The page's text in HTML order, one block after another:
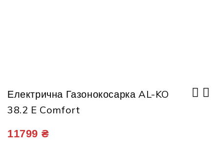
Електрична Газонокосарка AL-KO
38.2 E Comfort
11799 ₴